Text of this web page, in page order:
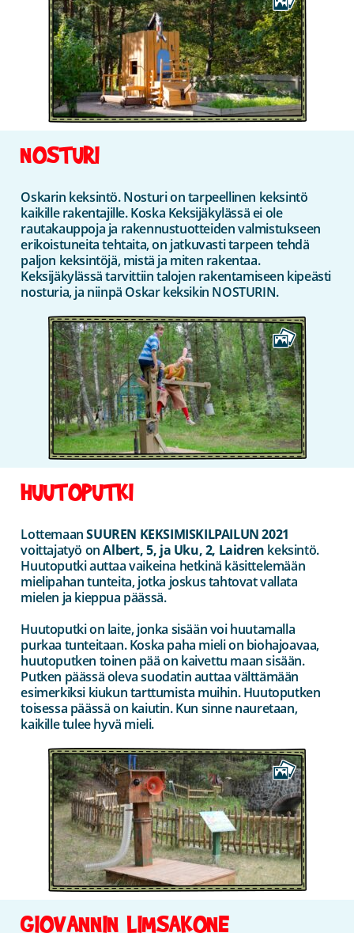
NOSTURI
Oskarin keksintö. Nosturi on tarpeellinen keksintö
kaikille rakentajille. Koska Keksijäkylässä ei ole
rautakauppoja ja rakennustuotteiden valmistukseen
erikoistuneita tehtaita, on jatkuvasti tarpeen tehdä
paljon keksintöjä, mistä ja miten rakentaa.
Keksijäkylässä tarvittiin talojen rakentamiseen kipeästi
nosturia, ja niinpä Oskar keksikin NOSTURIN.
HUUTOPUTKI
LottemaanSUUREN KEKSIMISKILPAILUN 2021
voittajatyö onAlbert, 5, ja Uku, 2, Laidren keksintö.
Huutoputki auttaa vaikeina hetkinä käsittelemään
mielipahan tunteita, jotka joskus tahtovat vallata
mielen ja kieppua päässä.
Huutoputki on laite, jonka sisään voi huutamalla
purkaa tunteitaan. Koska paha mieli on biohajoavaa,
huutoputken toinen pää on kaivettu maan sisään.
Putken päässä oleva suodatin auttaa välttämään
esimerkiksi kiukun tarttumista muihin. Huutoputken
toisessa päässä on kaiutin. Kun sinne nauretaan,
kaikille tulee hyvä mieli.
GIOVANNIN LIMSAKONE